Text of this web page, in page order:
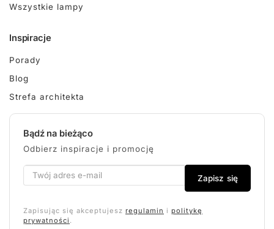
Wszystkie lampy
Inspiracje
Porady
Blog
Strefa architekta
Bądź na bieżąco
Odbierz inspiracje i promocję
Zapisz się
Zapisując się akceptujesz regulamin i politykę
prywatności .